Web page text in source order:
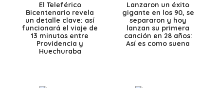
El Teleférico
Bicentenario revela
un detalle clave: así
funcionará el viaje de
13 minutos entre
Providencia y
Huechuraba
Lanzaron un éxito
gigante en los 90, se
separaron y hoy
lanzan su primera
canción en 28 años:
Así es como suena